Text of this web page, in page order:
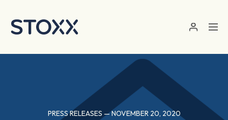
PRESS RELEASES — NOVEMBER 20, 2020